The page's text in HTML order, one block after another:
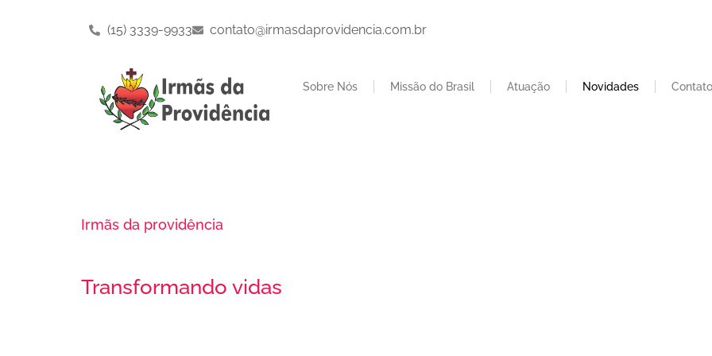
(15) 3339-9933 contato@irmasdaprovidencia.com.br
Sobre Nós Missão do Brasil Atuação Novidades
Irmãs da providência
Transformando vidas